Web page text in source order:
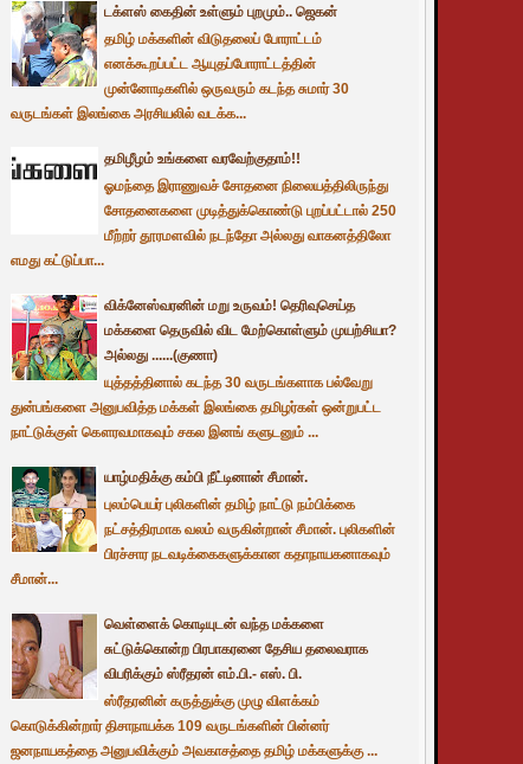
டக்ளஸ் கைதின் உள்ளும் புறமும்.. ஜெகன்
தமிழ் மக்களின் விடுதலைப் போராட்டம்
எனக்கூறப்பட்ட ஆயுதப்போராட்டத்தின்
முன்னோடிகளில் ஒருவரும் கடந்த சுமார் 30
வருடங்கள் இலங்கை அரசியலில் வடக்க...
தமிழீழம் உங்களை வரவேற்குதாம்!!
ஓமந்தை இராணுவச் சோதனை நிலையத்திலிருந்து
சோதனைகளை முடித்துக்கொண்டு புறப்பட்டால் 250
மீற்றர் தூரமளவில் நடந்தோ அல்லது வாகனத்திலோ
எமது கட்டுப்பா...
விக்னேஸ்வரனின் மறு உருவம்! தெரிவுசெய்த
மக்களை தெருவில் விட மேற்கொள்ளும் முயற்சியா?
அல்லது ......(குணா)
யுத்தத்தினால் கடந்த 30 வருடங்களாக பல்வேறு
துன்பங்களை அனுபவித்த மக்கள் இலங்கை தமிழர்கள் ஒன்றுபட்ட
நாட்டுக்குள் கௌரவமாகவும் சகல இனங் களுடனும் ...
யாழ்மதிக்கு கம்பி நீட்டினான் சீமான்.
புலம்பெயர் புலிகளின் தமிழ் நாட்டு நம்பிக்கை
நட்சத்திரமாக வலம் வருகின்றான் சீமான். புலிகளின்
பிரச்சார நடவடிக்கைகளுக்கான கதாநாயகனாகவும்
சீமான்...
வெள்ளைக் கொடியுடன் வந்த மக்களை
சுட்டுக்கொன்ற பிரபாகரனை தேசிய தலைவராக
விபரிக்கும் ஸ்ரீதரன் எம்.பி.- எஸ். பி.
ஸ்ரீதரனின் கருத்துக்கு முழு விளக்கம்
கொடுக்கின்றார் திசாநாயக்க 109 வருடங்களின் பின்னர்
ஜனநாயகத்தை அனுபவிக்கும் அவகாசத்தை தமிழ் மக்களுக்கு ...